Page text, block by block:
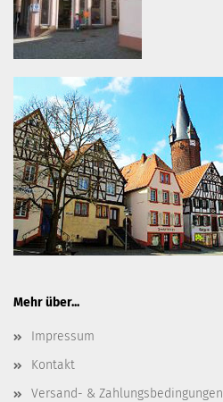
Mehr über...
Impressum
Kontakt
Versand- & Zahlungsbedingungen